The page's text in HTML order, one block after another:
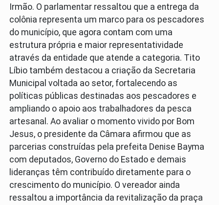
Irmão. O parlamentar ressaltou que a entrega da
colônia representa um marco para os pescadores
do município, que agora contam com uma
estrutura própria e maior representatividade
através da entidade que atende a categoria. Tito
Líbio também destacou a criação da Secretaria
Municipal voltada ao setor, fortalecendo as
políticas públicas destinadas aos pescadores e
ampliando o apoio aos trabalhadores da pesca
artesanal. Ao avaliar o momento vivido por Bom
Jesus, o presidente da Câmara afirmou que as
parcerias construídas pela prefeita Denise Bayma
com deputados, Governo do Estado e demais
lideranças têm contribuído diretamente para o
crescimento do município. O vereador ainda
ressaltou a importância da revitalização da praça